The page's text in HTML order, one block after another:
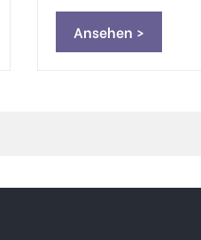
Ansehen >